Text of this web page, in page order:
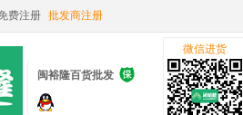
费注册 批发商注册
闽裕隆百货批发 
微信进货